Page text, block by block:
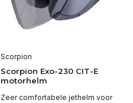
Scorpion
Scorpion Exo-230 CIT-E
motorhelm
Zeer comfortabele jethelm voor